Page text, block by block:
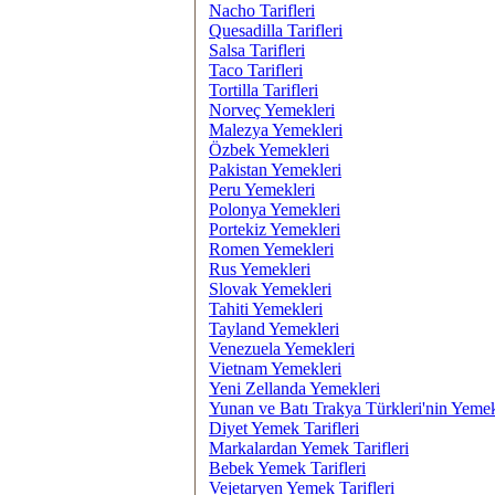
Nacho Tarifleri
Quesadilla Tarifleri
Salsa Tarifleri
Taco Tarifleri
Tortilla Tarifleri
Norveç Yemekleri
Malezya Yemekleri
Özbek Yemekleri
Pakistan Yemekleri
Peru Yemekleri
Polonya Yemekleri
Portekiz Yemekleri
Romen Yemekleri
Rus Yemekleri
Slovak Yemekleri
Tahiti Yemekleri
Tayland Yemekleri
Venezuela Yemekleri
Vietnam Yemekleri
Yeni Zellanda Yemekleri
Yunan ve Batı Trakya Türkleri'nin
Diyet Yemek Tarifleri
Markalardan Yemek Tarifleri
Bebek Yemek Tarifleri
Vejetaryen Yemek Tarifleri